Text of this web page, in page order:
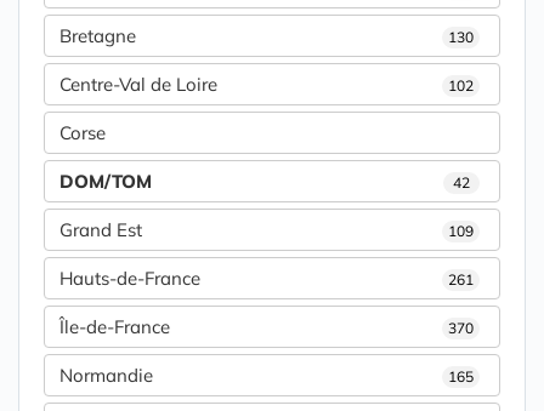
Bretagne 130
Centre-Val de Loire 102
Corse
DOM/TOM 42
Grand Est 109
Hauts-de-France 261
Île-de-France 370
Normandie 165